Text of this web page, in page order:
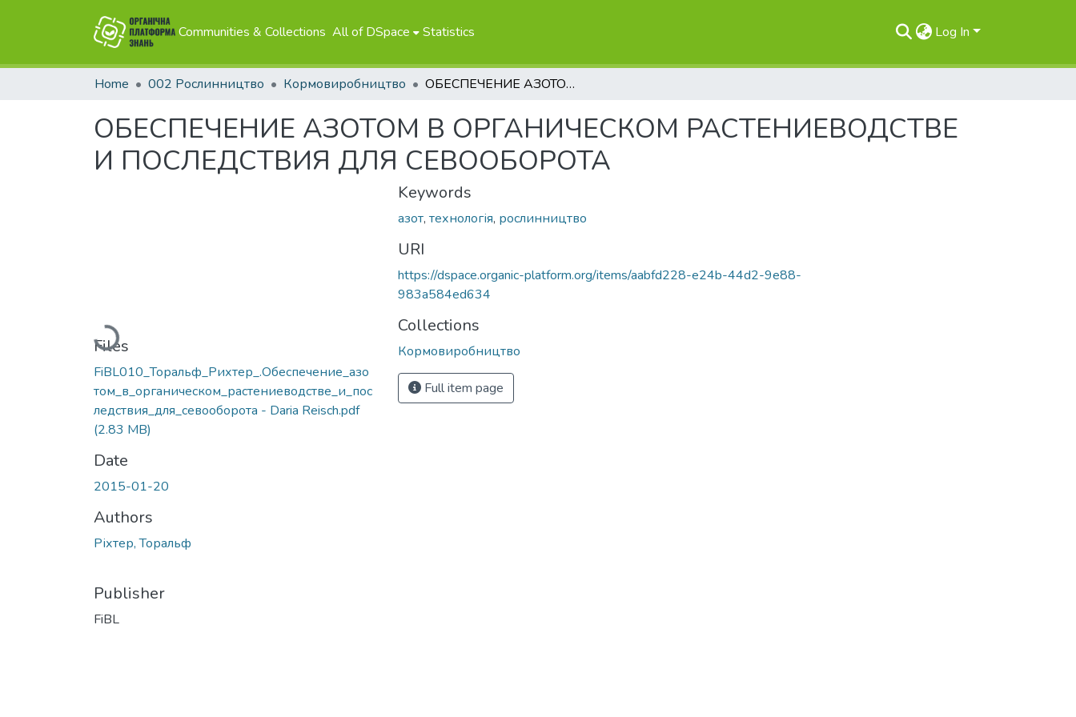
Communities & Collections All of DSpace Statistics Log In
Home 002 Рослинництво Кормовиробництво ОБЕСПЕЧЕНИЕ АЗОТОМ В ОРГАНИЧЕСКОМ РАСТЕНИЕВОДСТВЕ И ПОСЛЕДСТВИЯ ДЛЯ СЕВООБОРОТА
ОБЕСПЕЧЕНИЕ АЗОТОМ В ОРГАНИЧЕСКОМ РАСТЕНИЕВОДСТВЕ
И ПОСЛЕДСТВИЯ ДЛЯ СЕВООБОРОТА
Loading...
Files
FiBL010_Торальф_Рихтер_.Обеспечение_азо
том_в_органическом_растениеводстве_и_пос
ледствия_для_севооборота - Daria Reisch.pdf
(2.83 MB)
Date
2015-01-20
Authors
Ріхтер, Торальф
Publisher
FiBL
Keywords
азот, технологія, рослинництво
URI
https://dspace.organic-platform.org/items/aabfd228-e24b-44d2-9e88-
983a584ed634
Collections
Кормовиробництво
Full item page